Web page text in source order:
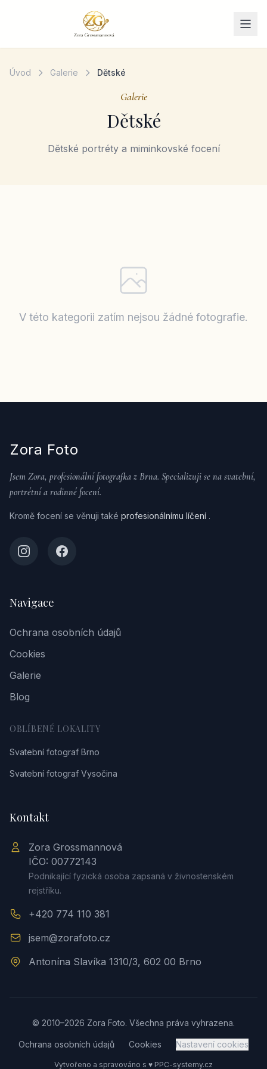
Úvod Galerie Dětské
Galerie
Dětské
Dětské portréty a miminkovské focení
V této kategorii zatím nejsou žádné fotografie.
Zora Foto
Jsem Zora, profesionální fotografka z Brna. Specializuji se na svatební,
portrétní a rodinné focení.
Kromě focení se věnuji také profesionálnímu líčení .
Navigace
Ochrana osobních údajů
Cookies
Galerie
Blog
OBLÍBENÉ LOKALITY
Svatební fotograf Brno
Svatební fotograf Vysočina
Kontakt
Zora Grossmannová
IČO: 00772143
Podnikající fyzická osoba zapsaná v živnostenském
rejstříku.
+420 774 110 381
jsem@zorafoto.cz
Antonína Slavíka 1310/3, 602 00 Brno
© 2010–2026 Zora Foto. Všechna práva vyhrazena.
Ochrana osobních údajů Cookies Nastavení cookies
Vytvořeno a spravováno s ♥ PPC-systemy.cz